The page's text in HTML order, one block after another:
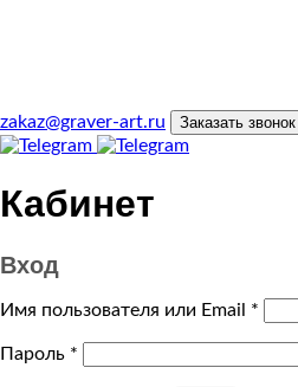
zakaz@graver-art.ru Заказать звонок
Кабинет
Вход
Имя пользователя или Email *
Пароль *